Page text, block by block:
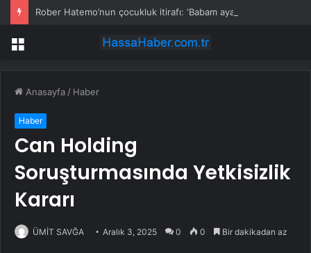
Menü
Anasayfa / Haber
Haber
Can Holding
Soruşturmasında Yetkisizlik
Kararı
ÜMİT SAVĞA Aralık 3, 2025 0 0 Bir dakikadan az